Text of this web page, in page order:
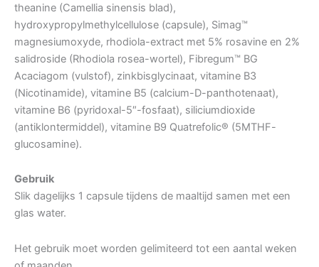
theanine (Camellia sinensis blad),
hydroxypropylmethylcellulose (capsule), Simag™
magnesiumoxyde, rhodiola-extract met 5% rosavine en 2%
salidroside (Rhodiola rosea-wortel), Fibregum™ BG
Acaciagom (vulstof), zinkbisglycinaat, vitamine B3
(Nicotinamide), vitamine B5 (calcium-D-panthotenaat),
vitamine B6 (pyridoxal-5″-fosfaat), siliciumdioxide
(antiklontermiddel), vitamine B9 Quatrefolic® (5MTHF-
glucosamine).
Gebruik
Slik dagelijks 1 capsule tijdens de maaltijd samen met een
glas water.
Het gebruik moet worden gelimiteerd tot een aantal weken